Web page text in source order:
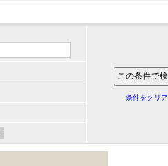
条件をクリア